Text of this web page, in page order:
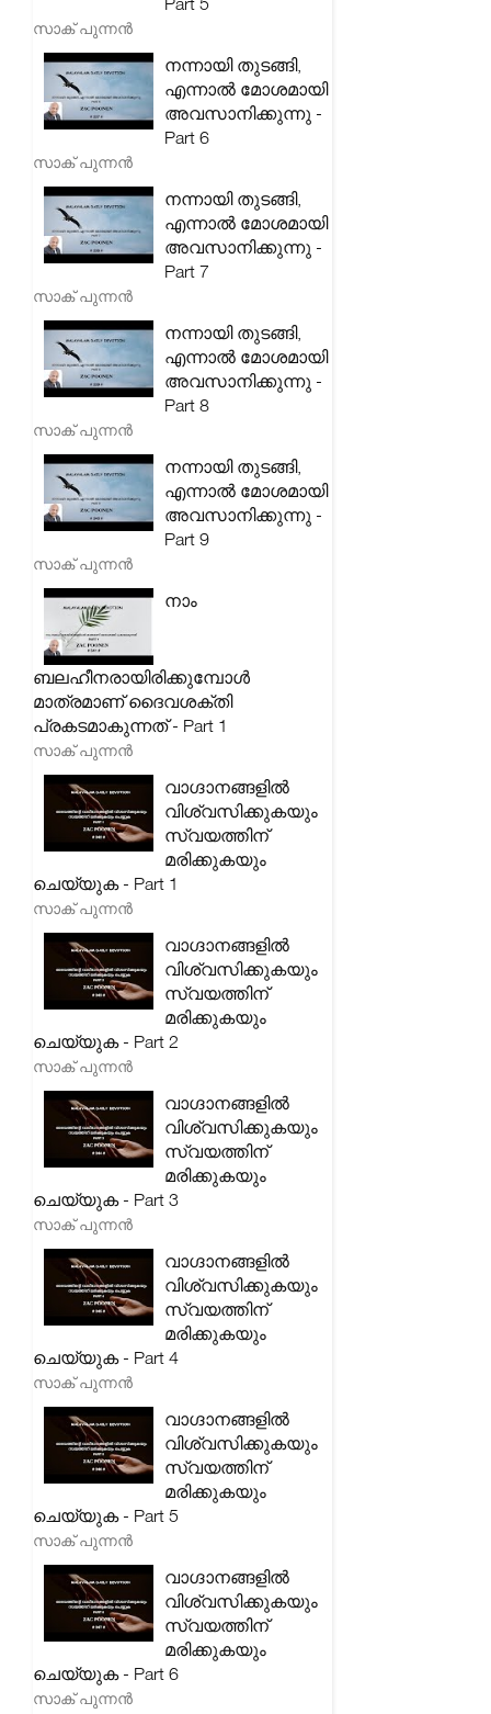
സാക് പുന്നൻ
നന്നായി തുടങ്ങി,
എന്നാൽ മോശമായി
അവസാനിക്കുന്നു -
Part 6
സാക് പുന്നൻ
നന്നായി തുടങ്ങി,
എന്നാൽ മോശമായി
അവസാനിക്കുന്നു -
Part 7
സാക് പുന്നൻ
നന്നായി തുടങ്ങി,
എന്നാൽ മോശമായി
അവസാനിക്കുന്നു -
Part 8
സാക് പുന്നൻ
നന്നായി തുടങ്ങി,
എന്നാൽ മോശമായി
അവസാനിക്കുന്നു -
Part 9
സാക് പുന്നൻ
നാം
ബലഹീനരായിരിക്കുമ്പോൾ
മാത്രമാണ് ദൈവശക്തി
പ്രകടമാകുന്നത് - Part 1
സാക് പുന്നൻ
വാഗ്ദാനങ്ങളിൽ
വിശ്വസിക്കുകയും
സ്വയത്തിന്
മരിക്കുകയും
ചെയ്യുക - Part 1
സാക് പുന്നൻ
വാഗ്ദാനങ്ങളിൽ
വിശ്വസിക്കുകയും
സ്വയത്തിന്
മരിക്കുകയും
ചെയ്യുക - Part 2
സാക് പുന്നൻ
വാഗ്ദാനങ്ങളിൽ
വിശ്വസിക്കുകയും
സ്വയത്തിന്
മരിക്കുകയും
ചെയ്യുക - Part 3
സാക് പുന്നൻ
വാഗ്ദാനങ്ങളിൽ
വിശ്വസിക്കുകയും
സ്വയത്തിന്
മരിക്കുകയും
ചെയ്യുക - Part 4
സാക് പുന്നൻ
വാഗ്ദാനങ്ങളിൽ
വിശ്വസിക്കുകയും
സ്വയത്തിന്
മരിക്കുകയും
ചെയ്യുക - Part 5
സാക് പുന്നൻ
വാഗ്ദാനങ്ങളിൽ
വിശ്വസിക്കുകയും
സ്വയത്തിന്
മരിക്കുകയും
ചെയ്യുക - Part 6
സാക് പുന്നൻ